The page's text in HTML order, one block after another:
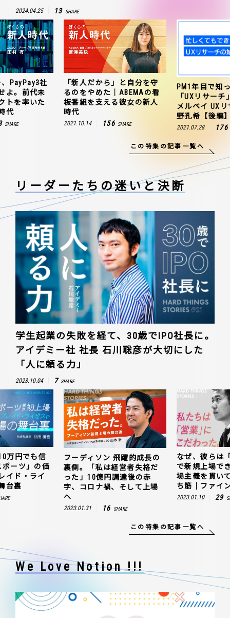
2024.04.25 13 SHARE
と自分を守
ABEMAの看
彼女の新人
SHARE
PM1年目で知っておきたい
「UXリサーチ」の始め方｜
メルペイ UXリサーチャー 草
野孔希【後編】
2021.07.28 176
ZOZO、ヤフ
連携を成功さ
聞のプロジェ
田村有の新人
163
この特集の記事一覧へ
リーダーたちの迷いと決断
学生起業の失敗を経て、30歳でIPO社長に。
アイデミー社 社長 石川聡彦が大切にした
「人に頼る力」
2023.10.04 7 SHARE
躍的成長の
営者失格だ
達後の赤
そして上場
なぜ、彼らは「動画領域」
で新規上場できたのか。現
場主義を貫いて見つけた勝
ち筋｜ファインズ 三輪幸将
2023.01.10
キャッシュ残
じ抜いた「e
値。ウェルプ
ゼスト上場の
2023.03.20 5
この特集の記事一覧へ
We Love Notion !!!